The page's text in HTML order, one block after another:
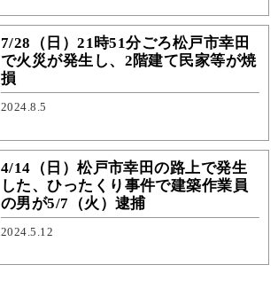
7/28（日）21時51分ごろ松戸市幸田
で火災が発生し、2階建て民家等が焼
損
2024.8.5
4/14（日）松戸市幸田の路上で発生
した、ひったくり事件で建築作業員
の男が5/7（火）逮捕
2024.5.12